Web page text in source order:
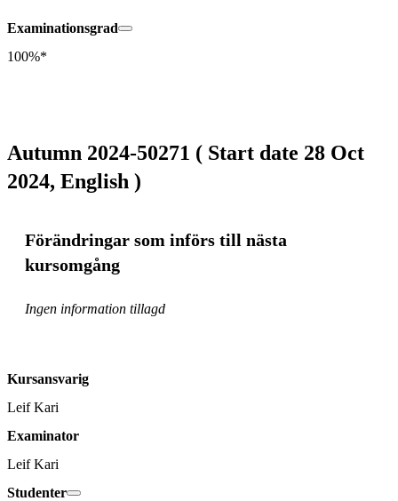
Examinationsgrad
100%*
Autumn 2024-50271 ( Start date 28 Oct
2024, English )
Förändringar som införs till nästa
kursomgång
Ingen information tillagd
Kursansvarig
Leif Kari
Examinator
Leif Kari
Studenter